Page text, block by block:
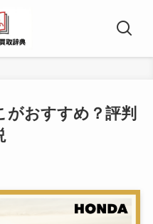
がおすすめ？評判